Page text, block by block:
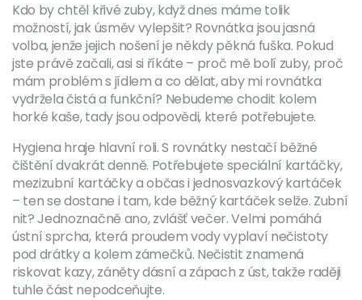
Kdo by chtěl křivé zuby, když dnes máme tolik
možností, jak úsměv vylepšit? Rovnátka jsou jasná
volba, jenže jejich nošení je někdy pěkná fuška. Pokud
jste právě začali, asi si říkáte – proč mě bolí zuby, proč
mám problém s jídlem a co dělat, aby mi rovnátka
vydržela čistá a funkční? Nebudeme chodit kolem
horké kaše, tady jsou odpovědi, které potřebujete.
Hygiena hraje hlavní roli. S rovnátky nestačí běžné
čištění dvakrát denně. Potřebujete speciální kartáčky,
mezizubní kartáčky a občas i jednosvazkový kartáček
– ten se dostane i tam, kde běžný kartáček selže. Zubní
nit? Jednoznačně ano, zvlášť večer. Velmi pomáhá
ústní sprcha, která proudem vody vyplaví nečistoty
pod drátky a kolem zámečků. Nečistit znamená
riskovat kazy, záněty dásní a zápach z úst, takže raději
tuhle část nepodceňujte.